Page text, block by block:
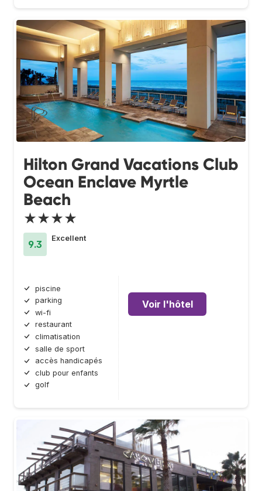
Hilton Grand Vacations Club
Ocean Enclave Myrtle
Beach
★★★★
9.3
Excellent
piscine
parking
wi-fi
restaurant
climatisation
salle de sport
accès handicapés
club pour enfants
golf
Voir l'hôtel